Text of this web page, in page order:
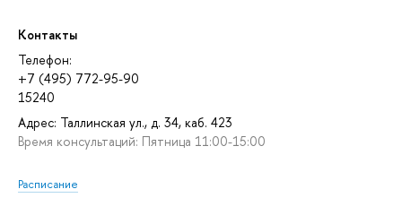
Контакты
Телефон:
+7 (495) 772-95-90
15240
Адрес: Таллинская ул., д. 34, каб. 423
Время консультаций: Пятница 11:00-15:00
Расписание